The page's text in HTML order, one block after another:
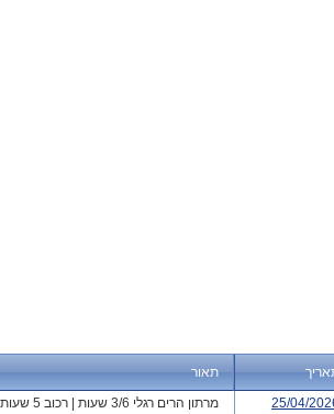
תאור
25/04/ מרתון הרים רגלי 3/6 שעות | רכוב 5 שעות